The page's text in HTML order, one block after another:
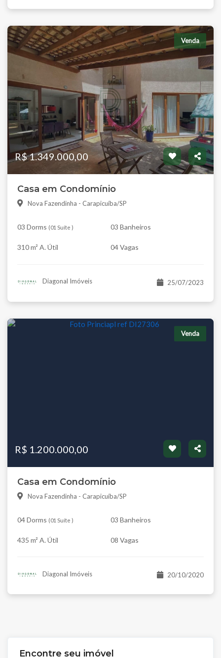
Encontre seu imóvel
Venda
R$ 1.349.000,00
Casa em Condomínio
Nova Fazendinha - Carapicuíba/SP
03 Dorms (01 Suíte ) 03 Banheiros
310 m² A. Útil 04 Vagas
Diagonal Imóveis 25/07/2023
Venda
R$ 1.200.000,00
Casa em Condomínio
Nova Fazendinha - Carapicuíba/SP
04 Dorms (01 Suíte ) 03 Banheiros
435 m² A. Útil 08 Vagas
Diagonal Imóveis 20/10/2020